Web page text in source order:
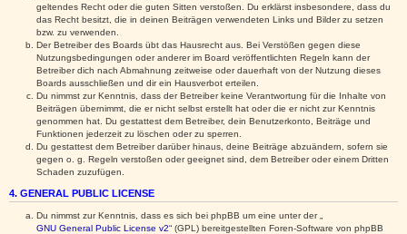
geltendes Recht oder die guten Sitten verstoßen. Du erklärst insbesondere, dass du
das Recht besitzt, die in deinen Beiträgen verwendeten Links und Bilder zu setzen
bzw. zu verwenden.
Der Betreiber des Boards übt das Hausrecht aus. Bei Verstößen gegen diese
Nutzungsbedingungen oder anderer im Board veröffentlichten Regeln kann der
Betreiber dich nach Abmahnung zeitweise oder dauerhaft von der Nutzung dieses
Boards ausschließen und dir ein Hausverbot erteilen.
Du nimmst zur Kenntnis, dass der Betreiber keine Verantwortung für die Inhalte von
Beiträgen übernimmt, die er nicht selbst erstellt hat oder die er nicht zur Kenntnis
genommen hat. Du gestattest dem Betreiber, dein Benutzerkonto, Beiträge und
Funktionen jederzeit zu löschen oder zu sperren.
Du gestattest dem Betreiber darüber hinaus, deine Beiträge abzuändern, sofern sie
gegen o. g. Regeln verstoßen oder geeignet sind, dem Betreiber oder einem Dritten
Schaden zuzufügen.
4. GENERAL PUBLIC LICENSE
Du nimmst zur Kenntnis, dass es sich bei phpBB um eine unter der „
GNU General Public License v2“ (GPL) bereitgestellten Foren-Software von phpBB